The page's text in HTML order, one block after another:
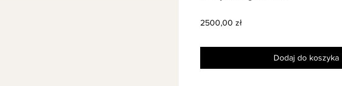
2500,00 złCena
Dodaj do koszyka